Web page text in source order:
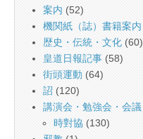
案内 (52)
機関紙（誌）書籍案内
歴史・伝統・文化 (60)
皇道日報記事 (58)
街頭運動 (64)
詔 (120)
講演会・勉強会・会議
時對協 (130)